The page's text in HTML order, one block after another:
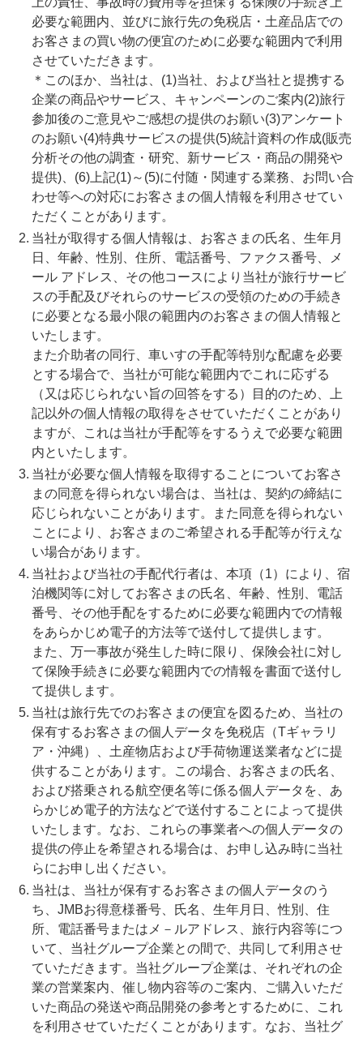
必要な範囲内、並びに旅行先の免税店・土産品店での
お客さまの買い物の便宜のために必要な範囲内で利用
させていただきます。
＊このほか、当社は、(1)当社、および当社と提携する
企業の商品やサービス、キャンペーンのご案内(2)旅行
参加後のご意見やご感想の提供のお願い(3)アンケート
のお願い(4)特典サービスの提供(5)統計資料の作成(販売
分析その他の調査・研究、新サービス・商品の開発や
提供)、(6)上記(1)～(5)に付随・関連する業務、お問い合
わせ等への対応にお客さまの個人情報を利用させてい
ただくことがあります。
当社が取得する個人情報は、お客さまの氏名、生年月
日、年齢、性別、住所、電話番号、ファクス番号、メ
ール アドレス、その他コースにより当社が旅行サービ
スの手配及びそれらのサービスの受領のための手続き
に必要となる最小限の範囲内のお客さまの個人情報と
いたします。
また介助者の同行、車いすの手配等特別な配慮を必要
とする場合で、当社が可能な範囲内でこれに応ずる
（又は応じられない旨の回答をする）目的のため、上
記以外の個人情報の取得をさせていただくことがあり
ますが、これは当社が手配等をするうえで必要な範囲
内といたします。
当社が必要な個人情報を取得することについてお客さ
まの同意を得られない場合は、当社は、契約の締結に
応じられないことがあります。また同意を得られない
ことにより、お客さまのご希望される手配等が行えな
い場合があります。
当社および当社の手配代行者は、本項（1）により、宿
泊機関等に対してお客さまの氏名、年齢、性別、電話
番号、その他手配をするために必要な範囲内での情報
をあらかじめ電子的方法等で送付して提供します。
また、万一事故が発生した時に限り、保険会社に対し
て保険手続きに必要な範囲内での情報を書面で送付し
て提供します。
当社は旅行先でのお客さまの便宜を図るため、当社の
保有するお客さまの個人データを免税店（Tギャラリ
ア・沖縄）、土産物店および手荷物運送業者などに提
供することがあります。この場合、お客さまの氏名、
および搭乗される航空便名等に係る個人データを、あ
らかじめ電子的方法などで送付することによって提供
いたします。なお、これらの事業者への個人データの
提供の停止を希望される場合は、お申し込み時に当社
らにお申し出ください。
当社は、当社が保有するお客さまの個人データのう
ち、JMBお得意様番号、氏名、生年月日、性別、住
所、電話番号またはメ－ルアドレス、旅行内容等につ
いて、当社グループ企業との間で、共同して利用させ
ていただきます。当社グループ企業は、それぞれの企
業の営業案内、催し物内容等のご案内、ご購入いただ
いた商品の発送や商品開発の参考とするために、これ
を利用させていただくことがあります。なお、当社グ